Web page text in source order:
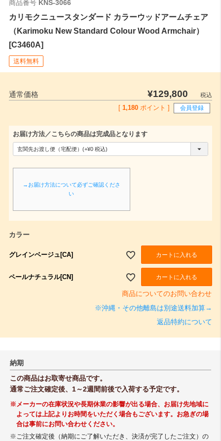
商品番号 KNS-3066
カリモクニュースタンダード カラーウッドアームチェア
（Karimoku New Standard Colour Wood Armchair）
[C3460A]
送料無料
通常価格 ¥129,800
税込
[ 1,180 ポイント ] 会員登録
お届け方法／こちらの商品は完成品となります
→お届け方法について必ずご確認くださ
い
カラー
グレインベージュ[CA] カートに入れる
ペールナチュラル[CN] カートに入れる
商品についてのお問い合わせ
※沖縄・その他離島は別途送料加算→
返品特約について
納期
この商品はお取寄せ商品です。
通常ご注文確定後、1～2週間前後で入荷する予定です。
※メーカーの在庫状況や長期休業の影響が出る場合、お届け先地域に
よっては上記よりお時間をいただく場合もございます。お急ぎの場
合は事前にお問い合わせください。
※ご注文確定後（納期にご了解いただき、決済が完了したご注文）の